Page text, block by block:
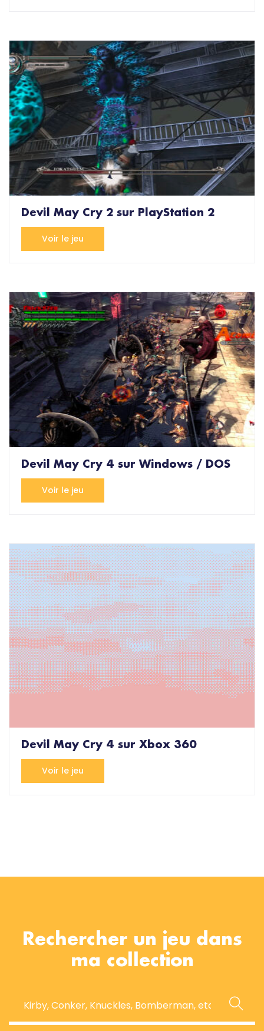
Devil May Cry 2 sur PlayStation 2
Voir le jeu
Devil May Cry 4 sur Windows / DOS
Voir le jeu
Devil May Cry 4 sur Xbox 360
Voir le jeu
Rechercher un jeu dans
ma collection